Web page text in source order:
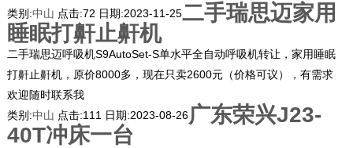
类别:中山 点击:72 日期:2023-11-25二手瑞思迈家用
睡眠打鼾止鼾机
二手瑞思迈呼吸机S9AutoSet-S单水平全自动呼吸机转让，家用睡眠
打鼾止鼾机，原价8000多，现在只卖2600元（价格可议），有需求
欢迎随时联系我
类别:中山 点击:111 日期:2023-08-26广东荣兴J23-
40T冲床一台